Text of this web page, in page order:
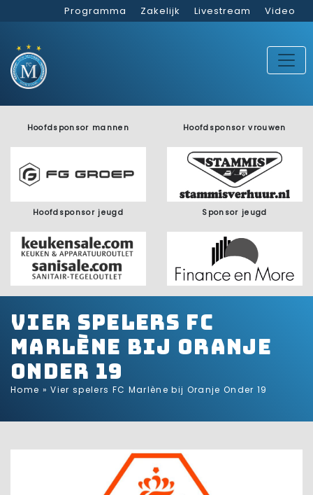
Programma Zakelijk Livestream Video
Hoofdsponsor mannen Hoofdsponsor vrouwen
Hoofdsponsor jeugd Sponsor jeugd
Vier spelers FC
Marlène bij Oranje
Onder 19
Home »Vier spelers FC Marlène bij Oranje Onder 19